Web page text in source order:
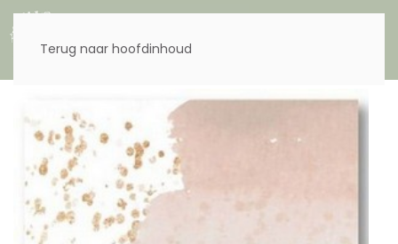
Terug naar hoofdinhoud